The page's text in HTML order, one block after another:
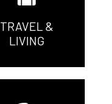
TRAVEL &
LIVING